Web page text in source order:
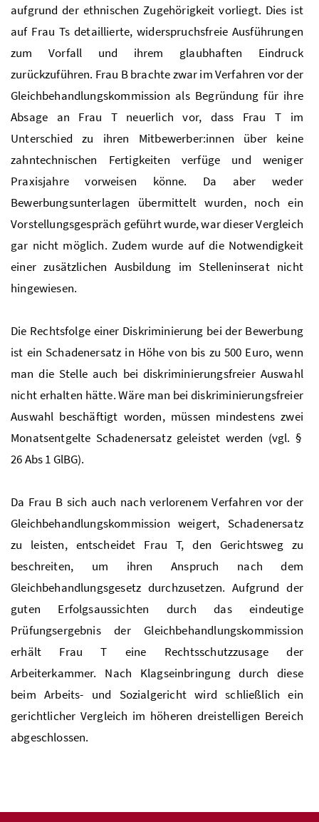
aufgrund der ethnischen Zugehörigkeit vorliegt. Dies ist
auf Frau Ts detaillierte, widerspruchsfreie Ausführungen
zum Vorfall und ihrem glaubhaften Eindruck
zurückzuführen. Frau B brachte zwar im Verfahren vor der
Gleichbehandlungskommission als Begründung für ihre
Absage an Frau T neuerlich vor, dass Frau T im
Unterschied zu ihren Mitbewerber:innen über keine
zahntechnischen Fertigkeiten verfüge und weniger
Praxisjahre vorweisen könne. Da aber weder
Bewerbungsunterlagen übermittelt wurden, noch ein
Vorstellungsgespräch geführt wurde, war dieser Vergleich
gar nicht möglich. Zudem wurde auf die Notwendigkeit
einer zusätzlichen Ausbildung im Stelleninserat nicht
hingewiesen.
Die Rechtsfolge einer Diskriminierung bei der Bewerbung
ist ein Schadenersatz in Höhe von bis zu 500 Euro, wenn
man die Stelle auch bei diskriminierungsfreier Auswahl
nicht erhalten hätte. Wäre man bei diskriminierungsfreier
Auswahl beschäftigt worden, müssen mindestens zwei
Monatsentgelte Schadenersatz geleistet werden (vgl. §
26 Abs 1 GlBG).
Da Frau B sich auch nach verlorenem Verfahren vor der
Gleichbehandlungskommission weigert, Schadenersatz
zu leisten, entscheidet Frau T, den Gerichtsweg zu
beschreiten, um ihren Anspruch nach dem
Gleichbehandlungsgesetz durchzusetzen. Aufgrund der
guten Erfolgsaussichten durch das eindeutige
Prüfungsergebnis der Gleichbehandlungskommission
erhält Frau T eine Rechtsschutzzusage der
Arbeiterkammer. Nach Klagseinbringung durch diese
beim Arbeits- und Sozialgericht wird schließlich ein
gerichtlicher Vergleich im höheren dreistelligen Bereich
abgeschlossen.